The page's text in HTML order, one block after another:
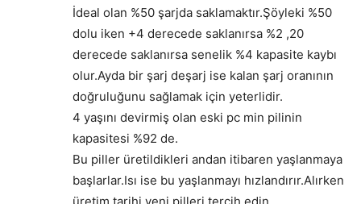
İdeal olan %50 şarjda saklamaktır.Şöyleki %50
dolu iken +4 derecede saklanırsa %2 ,20
derecede saklanırsa senelik %4 kapasite kaybı
olur.Ayda bir şarj deşarj ise kalan şarj oranının
doğruluğunu sağlamak için yeterlidir.
4 yaşını devirmiş olan eski pc min pilinin
kapasitesi %92 de.
Bu piller üretildikleri andan itibaren yaşlanmaya
başlarlar.Isı ise bu yaşlanmayı hızlandırır.Alırken